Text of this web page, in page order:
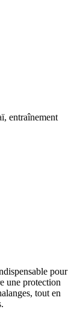
entraînement
pour
une protection
tout en